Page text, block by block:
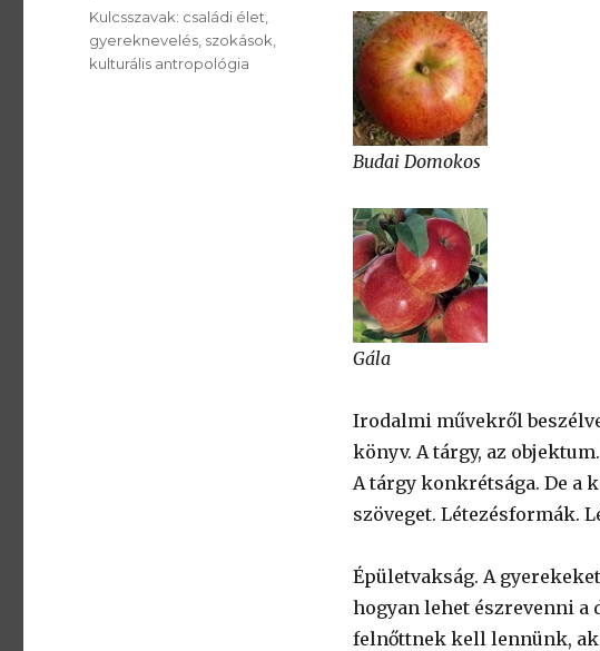
Budai Domokos
Gála
Irodalmi művekről
könyv. A tárgy, az
A tárgy konkrétsága. De a
szöveget. Létezésformák.
Épületvakság. A
hogyan lehet észrevenni a
felnőttnek kell lennünk,
Kulcsszavak: Kulcsszavak:
családi élet
gyereknevelés szokások
kulturális antropológia